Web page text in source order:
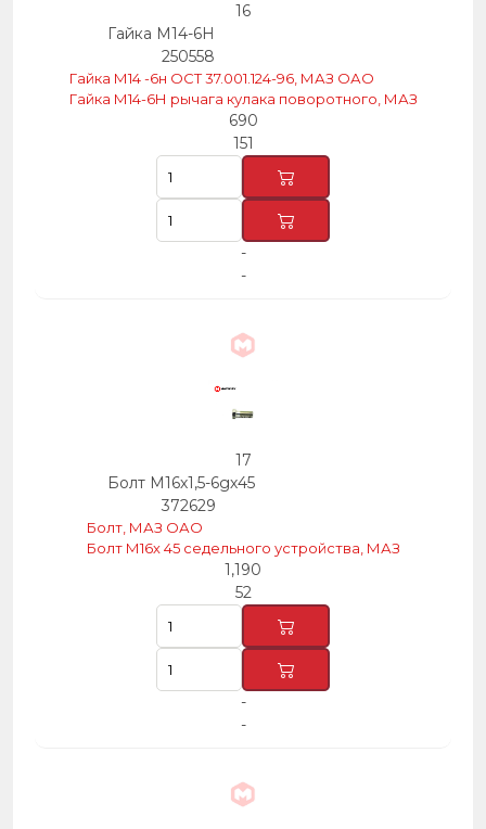
16
Гайка М14-6Н
250558
Гайка М14 -6н ОСТ 37.001.124-96, МАЗ ОАО
Гайка М14-6Н рычага кулака поворотного, МАЗ
690
151
-
-
17
Болт М16х1,5-6gх45
372629
Болт, МАЗ ОАО
Болт М16х 45 седельного устройства, МАЗ
1,190
52
-
-